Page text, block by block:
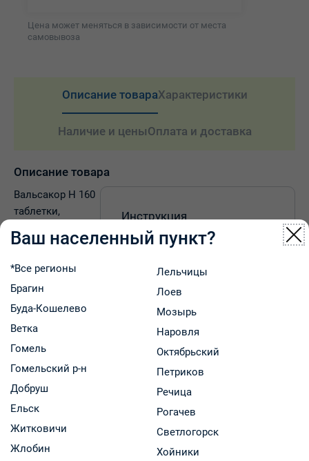
Цена может меняться в зависимости от места
самовывоза
Описание товараХарактеристики
Наличие и ценыОплата и доставка
Описание товара
Инструкция
Инструкция препарата
Вальсакор Н 160
таблетки,
пленочной
содержат два
активных
вещества,
валсартан и
гидрохлоротиазид. Эти два вещества помогают
контролировать высокое артериальное давление (АД).
- Валсартан принадлежит к классу лекарственных
препаратов, известных как антагонисты рецепторов
ангиотензина II, которые помогают контролировать
высокое артериальное давление. Ангиотензин II
является веществом вашего организма, которое
Ваш населенный пункт?
*Все регионы
Брагин
Буда-Кошелево
Ветка
Гомель
Гомельский р-н
Добруш
Ельск
Житковичи
Жлобин
Лельчицы
Лоев
Мозырь
Наровля
Октябрьский
Петриков
Речица
Рогачев
Светлогорск
Хойники